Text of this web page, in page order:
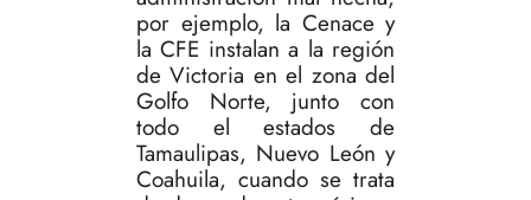
por ejemplo, la Cenace y
la CFE instalan a la región
de Victoria en el zona del
Golfo Norte, junto con
todo el estados de
Tamaulipas, Nuevo León y
Coahuila, cuando se trata